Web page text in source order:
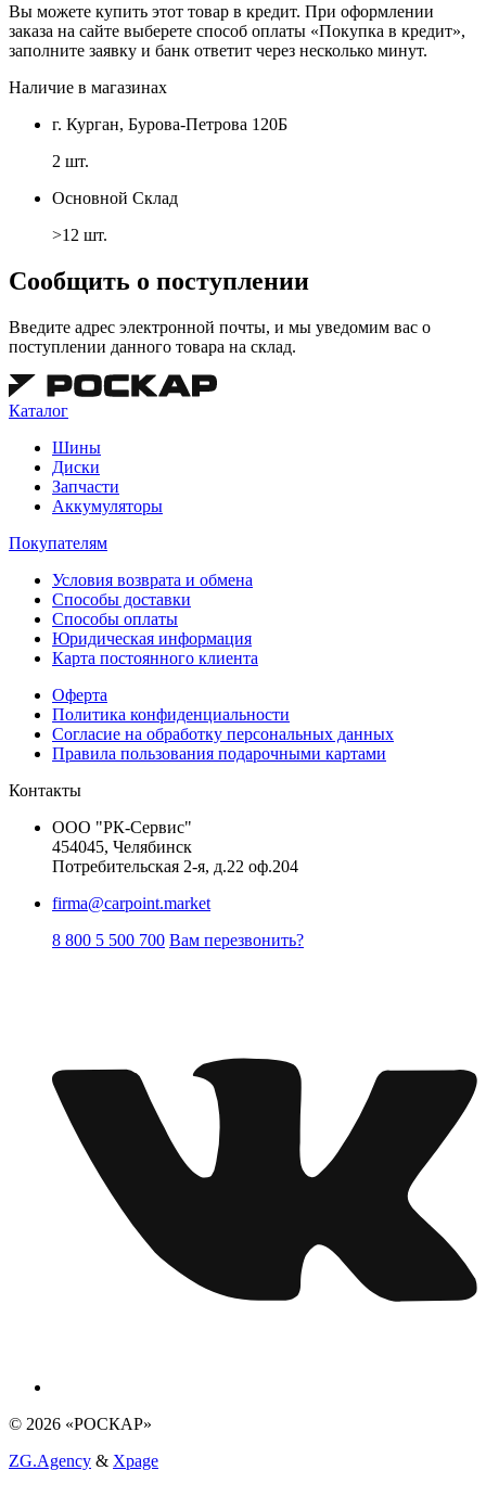
Вы можете купить этот товар в кредит. При оформлении
заказа на сайте выберете способ оплаты «Покупка в кредит»,
заполните заявку и банк ответит через несколько минут.
Наличие в магазинах
г. Курган, Бурова-Петрова 120Б
2 шт.
Основной Склад
>12 шт.
Сообщить о поступлении
Введите адрес электронной почты, и мы уведомим вас о
поступлении данного товара на склад.
Каталог
Шины
Диски
Запчасти
Аккумуляторы
Покупателям
Условия возврата и обмена
Способы доставки
Способы оплаты
Юридическая информация
Карта постоянного клиента
Оферта
Политика конфиденциальности
Согласие на обработку персональных данных
Правила пользования подарочными картами
Контакты
ООО "РК-Сервис"
454045, Челябинск
Потребительская 2-я, д.22 оф.204
firma@carpoint.market
8 800 5 500 700 Вам перезвонить?
© 2026 «РОСКАР»
ZG.Agency & Xpage